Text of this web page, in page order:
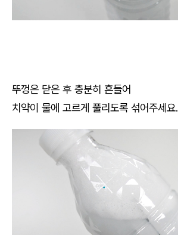
뚜껑은 닫은 후 충분히 흔들어
치약이 물에 고르게 풀리도록 섞어주세요.